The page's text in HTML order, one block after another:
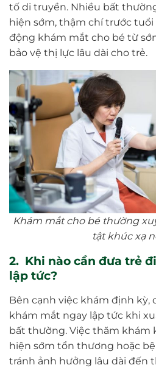
tố di truyền. Nhiều bất
hiện sớm, thậm chí trước tuổi
động khám mắt cho bé từ
bảo vệ thị lực lâu dài cho trẻ.
Khám mắt cho bé thường
tật khúc xạ
2. Khi nào cần đưa trẻ
lập tức?
Bên cạnh việc khám định kỳ,
khám mắt ngay lập tức khi
bất thường. Việc thăm khám
hiện sớm tổn thương hoặc
tránh ảnh hưởng lâu dài đến